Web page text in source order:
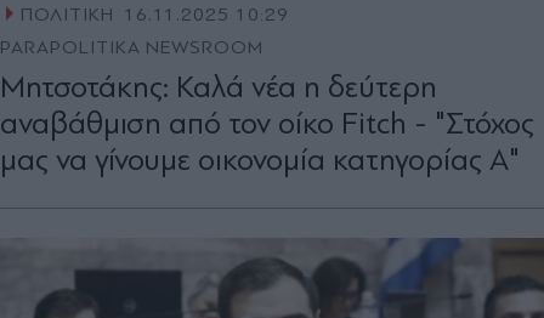
ΠΟΛΙΤΙΚΗ
16.11.2025 10:29
PARAPOLITIKA NEWSROOM
Μητσοτάκης: Καλά νέα η δεύτερη
αναβάθμιση από τον οίκο Fitch - "Στόχος
μας να γίνουμε οικονομία κατηγορίας Α"